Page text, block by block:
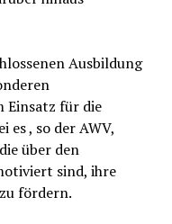
Ausbildung
Einsatz für die
es , so der AWV,
über den
sind, ihre
fördern.